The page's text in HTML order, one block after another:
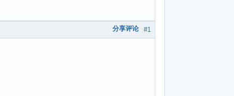
#1
分享评论